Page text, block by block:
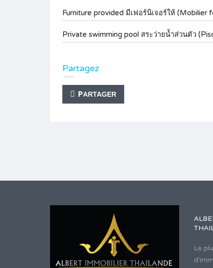
Furniture provided มีเฟอร์นิเจอร์ให้ (Mobilier
Private swimming pool สระว่ายน้ำส่วนตัว
Partagez
PARTAGER
Le